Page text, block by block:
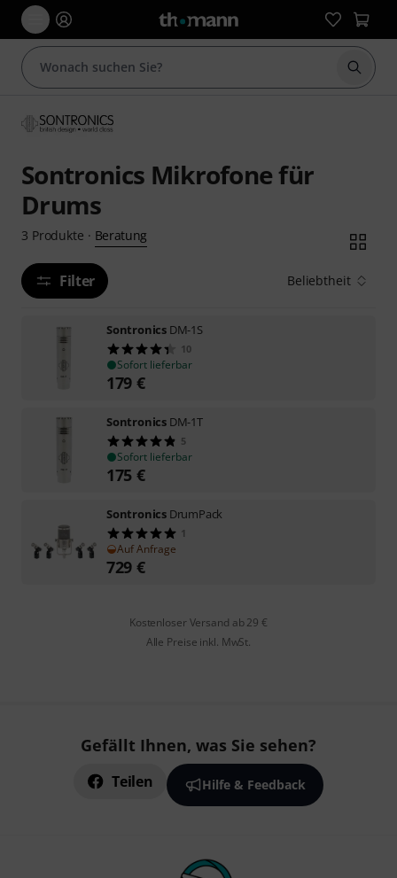
Suche
Sontronics Mikrofone für
Drums
3 Produkte · Beratung
Filter Beliebtheit
Sontronics DM-1S
10
Sofort lieferbar
179 €
Sontronics DM-1T
5
Sofort lieferbar
175 €
Sontronics DrumPack
1
Auf Anfrage
729 €
Kostenloser Versand ab 29 €
Alle Preise inkl. MwSt.
Gefällt Ihnen, was Sie sehen?
Teilen Hilfe & Feedback